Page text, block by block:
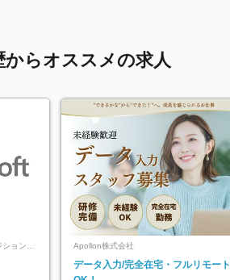
らオススメの求人
ョンマ
Apollon株式会社
データ入力/完全在宅・フルリモート